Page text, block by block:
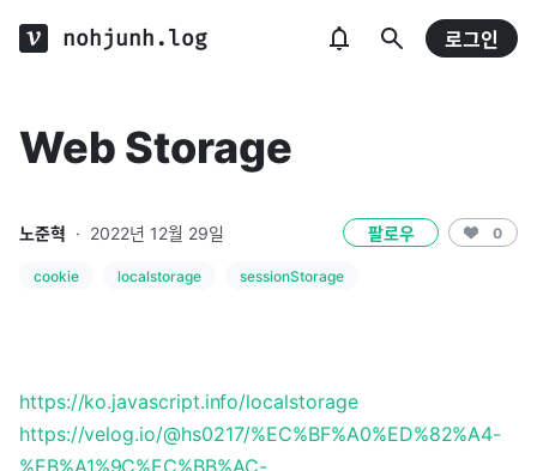
nohjunh.log 로그인
Web Storage
노준혁 · 2022년 12월 29일 팔로우 0
cookie localstorage sessionStorage
https://ko.javascript.info/localstorage
https://velog.io/@hs0217/%EC%BF%A0%ED%82%A4-
%EB%A1%9C%EC%BB%AC-